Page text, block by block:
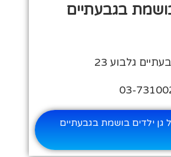
בגבעתיים
גלבוע 23
ילדים בושמת בגבעתיים